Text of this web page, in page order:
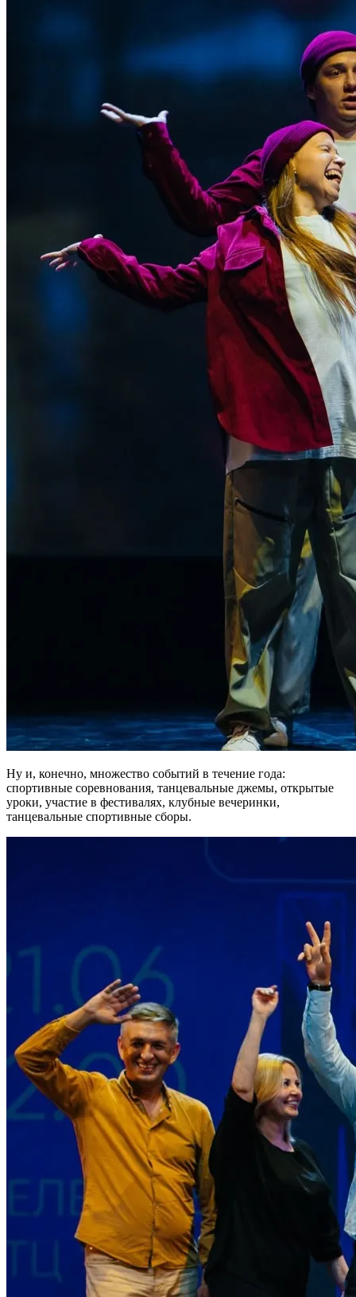
Ну и, конечно, множество событий в течение года:
спортивные соревнования, танцевальные джемы, открытые
уроки, участие в фестивалях, клубные вечеринки,
танцевальные спортивные сборы.